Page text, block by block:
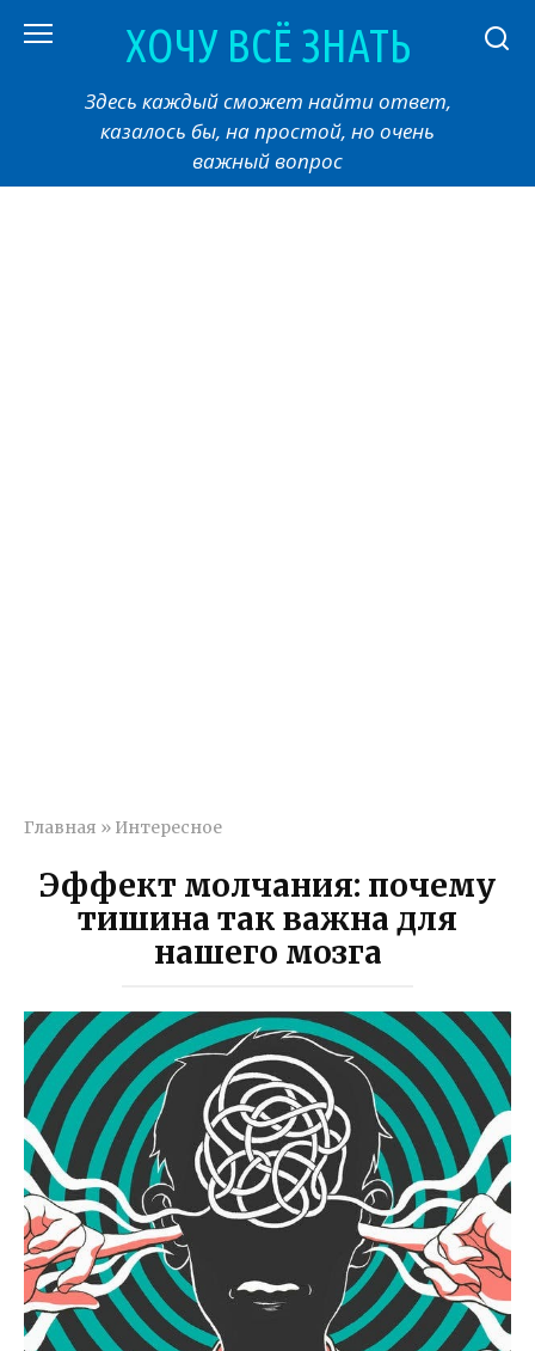
ХОЧУ ВСЁ ЗНАТЬ
Здесь каждый сможет найти ответ,
казалось бы, на простой, но очень
важный вопрос
Главная » Интересное
Эффект молчания: почему
тишина так важна для
нашего мозга